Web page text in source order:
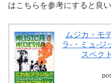
はこちらを参考にすると良
ムジカ・モ
ラ-・ミュ-ジ
スペク